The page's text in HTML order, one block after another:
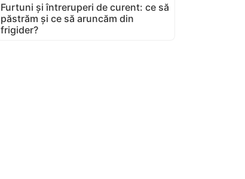
Furtuni și întreruperi de curent: ce să
păstrăm și ce să aruncăm din
frigider?